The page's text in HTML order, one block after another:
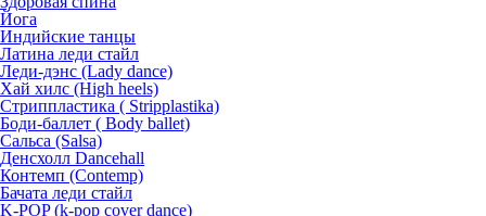
Йога
Индийские танцы
Латина леди стайл
Леди-дэнс (Lady dance)
Хай хилс (High heels)
Стриппластика ( Stripplastika)
Боди-баллет ( Body ballet)
Сальса (Salsa)
Денсхолл Dancehall
Контемп (Contemp)
Бачата леди стайл
K-POP (k-pop cover dance)